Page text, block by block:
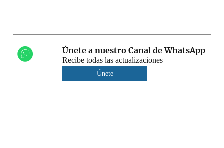
Únete a nuestro Canal de WhatsApp
Recibe todas las actualizaciones
Únete